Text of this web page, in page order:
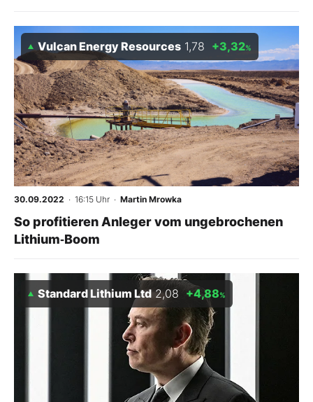
Vulcan Energy Resources 1,78 +3,32%
30.09.2022 · 16:15 Uhr · Martin Mrowka
So profitieren Anleger vom ungebrochenen
Lithium‑Boom
Standard Lithium Ltd 2,08 +4,88%